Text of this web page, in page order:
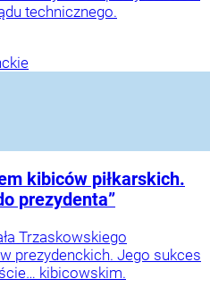
technicznego.
kibiców piłkarskich.
prezydenta”
Trzaskowskiego
prezydenckich. Jego sukces
kibicowskim.